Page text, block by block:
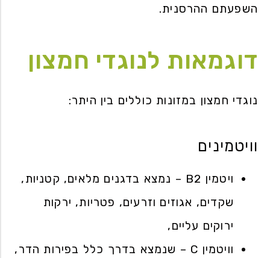
השפעתם ההרסנית.
דוגמאות לנוגדי חמצון
נוגדי חמצון במזונות כוללים בין היתר:
וויטמינים
ויטמין B2 – נמצא בדגנים מלאים, קטניות,
שקדים, אגוזים וזרעים, פטריות, ירקות
ירוקים עליים,
וויטמין C – שנמצא בדרך כלל בפירות הדר,